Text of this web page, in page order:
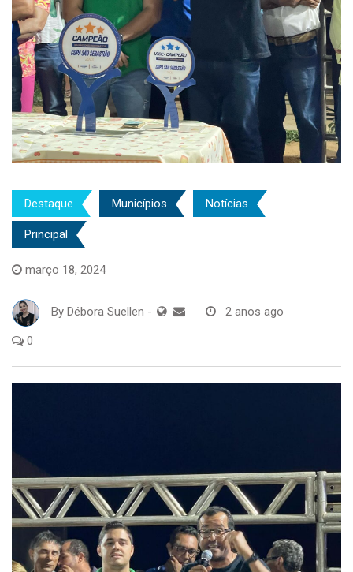
Destaque Municípios Notícias
Principal
março 18, 2024
By Débora Suellen - 2 anos ago
0